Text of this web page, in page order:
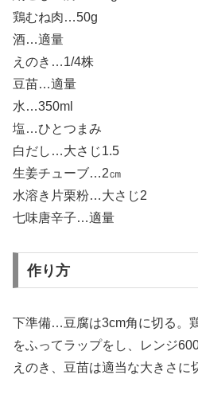
鶏むね肉…50g
酒…適量
えのき…1/4株
豆苗…適量
水…350ml
塩…ひとつまみ
白だし…大さじ1.5
生姜チューブ…2㎝
水溶き片栗粉…大さじ2
七味唐辛子…適量
作り方
下準備…豆腐は3cm角に切る。
をふってラップをし、レンジ
えのき、豆苗は適当な大きさに